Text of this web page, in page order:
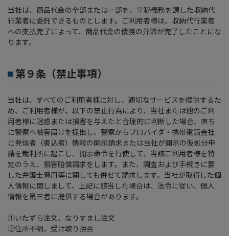
当社は、商品代金の全部または一部を、守秘義務を課した収納代
行業者に委託できるものとします。ご利用者様は、収納代行業者
への支払完了によって、商品代金の債務の弁済が完了したことにな
ります。
第９条（禁止事項）
当社は、すべてのご利用者様に対し、適切なサービスを提供するた
め、ご利用者様が、以下の禁止行為により、当社または他のご利
用者様に迷惑または損害を与えたと合理的に判断した場合、直ち
に警察へ被害届けを提出し、警察からプロバイダ・携帯電話会社
に発信者（書込者）情報の開示請求または当社が開示の仮処分申
請を裁判所に起こし、開示命令を行使して、当該ご利用者様を特
定のうえ、損害賠償請求をします。また、調査および手続きに要
した弁護士費用等に関しても併せて請求します。当社が取得した個
人情報に関しまして、上記に該当した場合は、法令に従い、個人
情報を第三者に提供する場合があります。
①いたずら注文、なりすまし注文
②住所不明、受け取り拒否